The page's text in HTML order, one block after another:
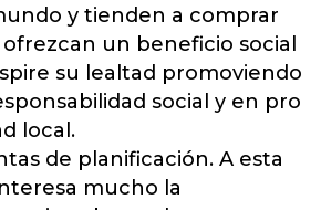
y tienden a comprar
un beneficio social
su lealtad promoviendo
social y en pro
local.
de planificación. A esta
mucho la